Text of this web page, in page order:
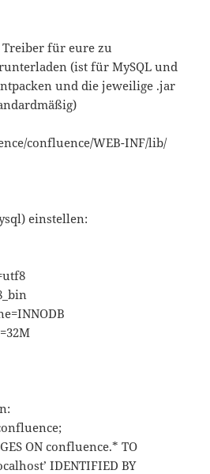
für eure zu
(ist für MySQL und
und die jeweilige .jar
confluence/WEB-INF/lib/
einstellen:
ON confluence.* TO
IDENTIFIED BY